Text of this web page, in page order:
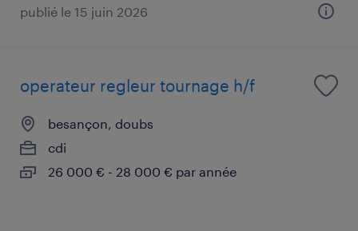
publié le 15 juin 2026
operateur regleur tournage h/f
besançon, doubs
cdi
26 000 € - 28 000 € par année